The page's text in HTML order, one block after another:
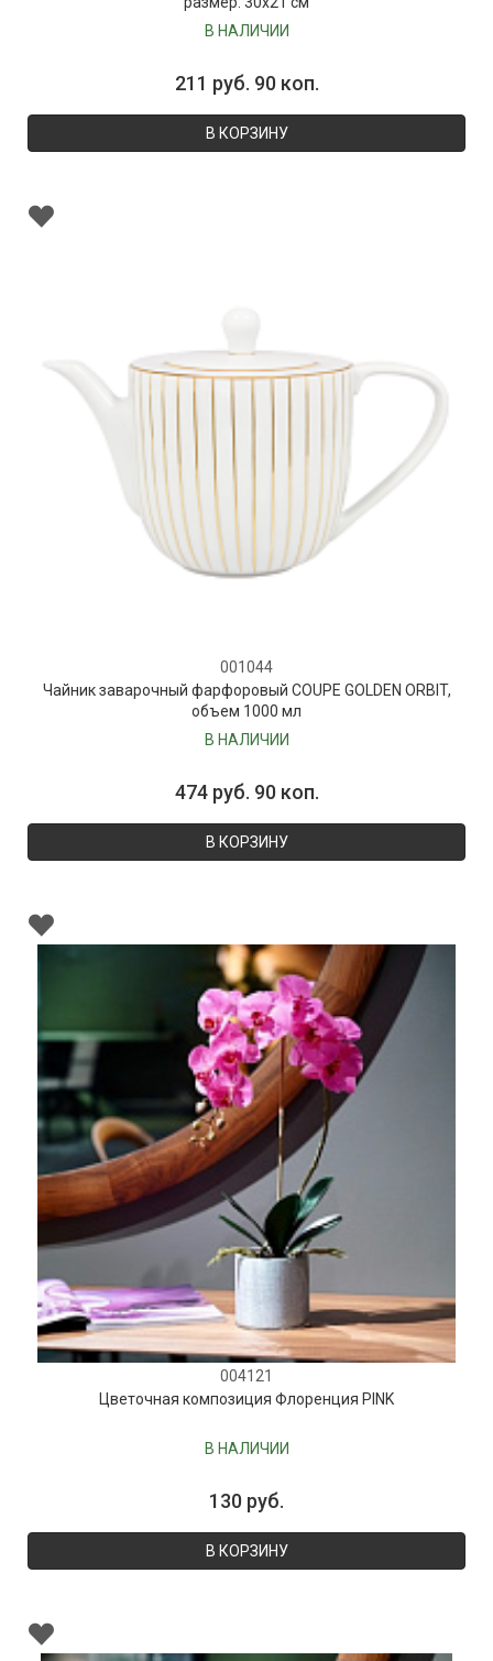
В НАЛИЧИИ
211 руб. 90 коп.
В КОРЗИНУ
001044
Чайник заварочный фарфоровый COUPE GOLDEN ORBIT,
объем 1000 мл
В НАЛИЧИИ
474 руб. 90 коп.
В КОРЗИНУ
004121
Цветочная композиция Флоренция PINK
В НАЛИЧИИ
130 руб.
В КОРЗИНУ